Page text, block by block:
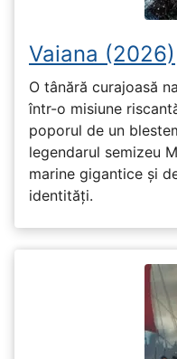
Vaiana (2026)
O tânără curajoasă
într-o misiune
poporul de un
legendarul semizeu
marine gigantice și
identități.